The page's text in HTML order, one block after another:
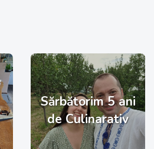
Sărbătorim 5 ani
de Culinarativ